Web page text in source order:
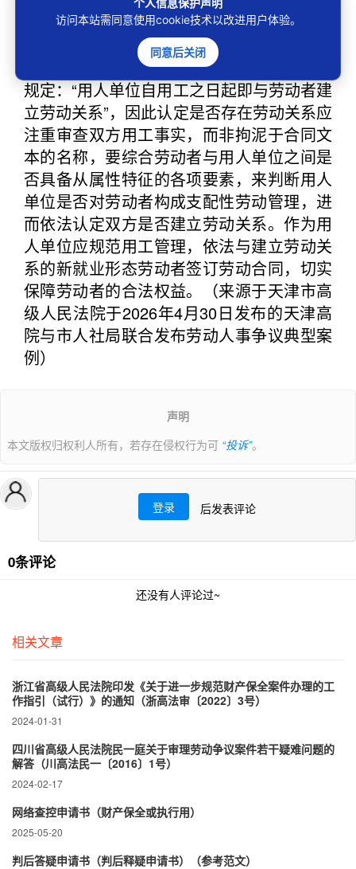
手签订承揽、合作等协议，试图排除劳动用
工关系，进而免除用人单位应当承担的相关
义务。《中华人民共和国劳动合同法》明确
规定：“用人单位自用工之日起即与劳动者建
立劳动关系”，因此认定是否存在劳动关系应
注重审查双方用工事实，而非拘泥于合同文
本的名称，要综合劳动者与用人单位之间是
否具备从属性特征的各项要素，来判断用人
单位是否对劳动者构成支配性劳动管理，进
而依法认定双方是否建立劳动关系。作为用
人单位应规范用工管理，依法与建立劳动关
系的新就业形态劳动者签订劳动合同，切实
保障劳动者的合法权益。（来源于天津市高
级人民法院于2026年4月30日发布的天津高
院与市人社局联合发布劳动人事争议典型案
例）
声明
本文版权归权利人所有，若存在侵权行为可 “投诉”。
登录 后发表评论
0条评论
还没有人评论过~
相关文章
浙江省高级人民法院印发《关于进一步规范财产保全案件办理的工
作指引（试行）》的通知（浙高法审〔2022〕3号）
2024-01-31
四川省高级人民法院民一庭关于审理劳动争议案件若干疑难问题的
解答（川高法民一〔2016〕1号）
2024-02-17
网络查控申请书（财产保全或执行用）
2025-05-20
判后答疑申请书（判后释疑申请书）（参考范文）
访问本站需同意使用cookie技术以改进用户体验。
同意后关闭